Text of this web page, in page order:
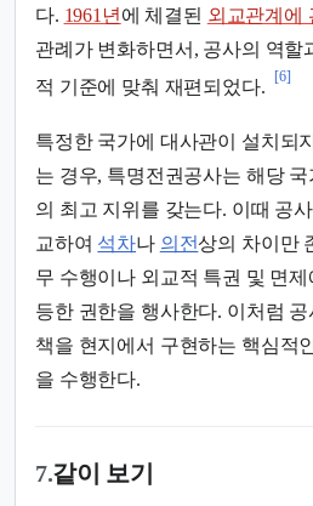
다. 1961년 에 체결된 외교관계에
관례가 변화하면서, 공사의 역할
적 기준에 맞춰 재편되었다.
[6]
특정한 국가에 대사관이 설치되
는 경우, 특명전권공사는 해당
의 최고 지위를 갖는다. 이때 공
교하여 석차나 의전상의 차이만
무 수행이나 외교적 특권 및 면
등한 권한을 행사한다. 이처럼
책을 현지에서 구현하는 핵심적
을 수행한다.
7.같이 보기